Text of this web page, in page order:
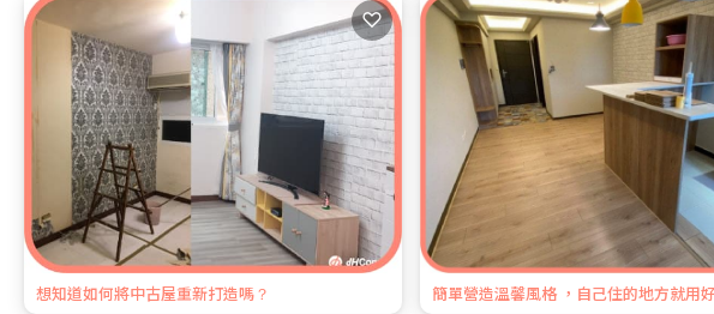
想知道如何將中古屋重新打造嗎？
♡
簡單營造溫馨風格 ，自己住的地方就用